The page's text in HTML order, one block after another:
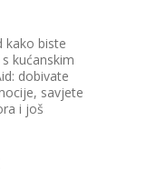
kako biste
kućanskim
dobivate
savjete
i još